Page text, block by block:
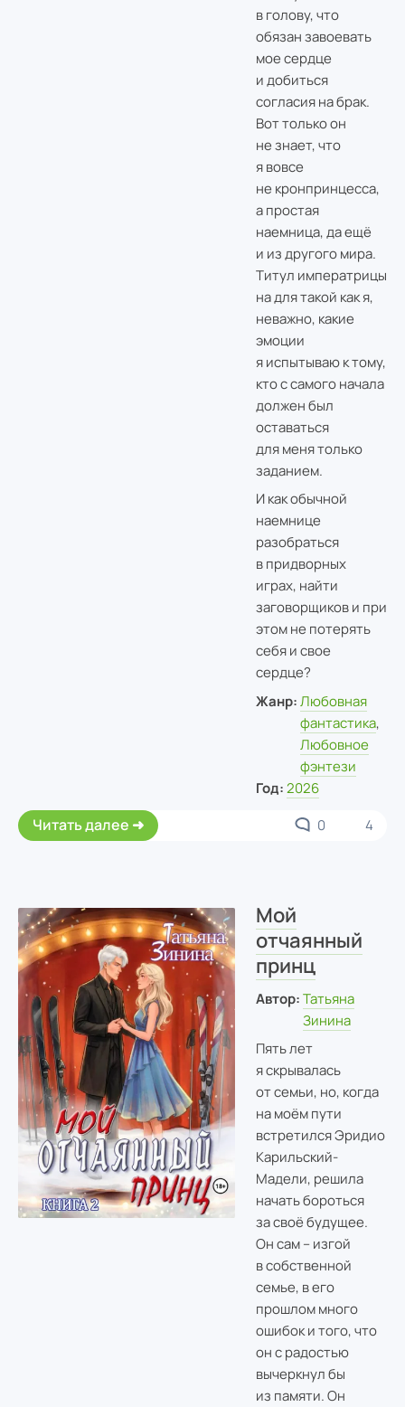
в голову, что
обязан завоевать
мое сердце
и добиться
согласия на брак.
Вот только он
не знает, что
я вовсе
не кронпринцесса,
а простая
наемница, да ещё
и из другого мира.
Титул императрицы
на для такой как я,
неважно, какие
эмоции
я испытываю к тому,
кто с самого начала
должен был
оставаться
для меня только
заданием.
И как обычной
наемнице
разобраться
в придворных
играх, найти
заговорщиков и при
этом не потерять
себя и свое
сердце?
Жанр: Любовная
фантастика,
Любовное
фэнтези
Год: 2026
Читать далее 0 4
Мой
отчаянный
принц
Автор: Татьяна
Зинина
Пять лет
я скрывалась
от семьи, но, когда
на моём пути
встретился Эридио
Карильский-
Мадели, решила
начать бороться
за своё будущее.
Он сам – изгой
в собственной
семье, в его
прошлом много
ошибок и того, что
он с радостью
вычеркнул бы
из памяти. Он